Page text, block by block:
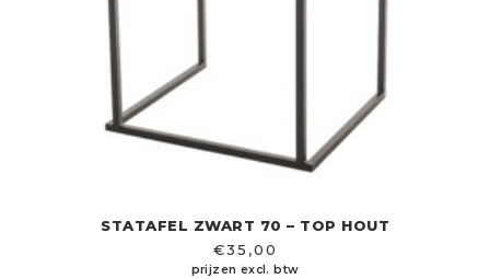
STATAFEL ZWART 70 – TOP HOUT
€35,00
prijzen excl. btw